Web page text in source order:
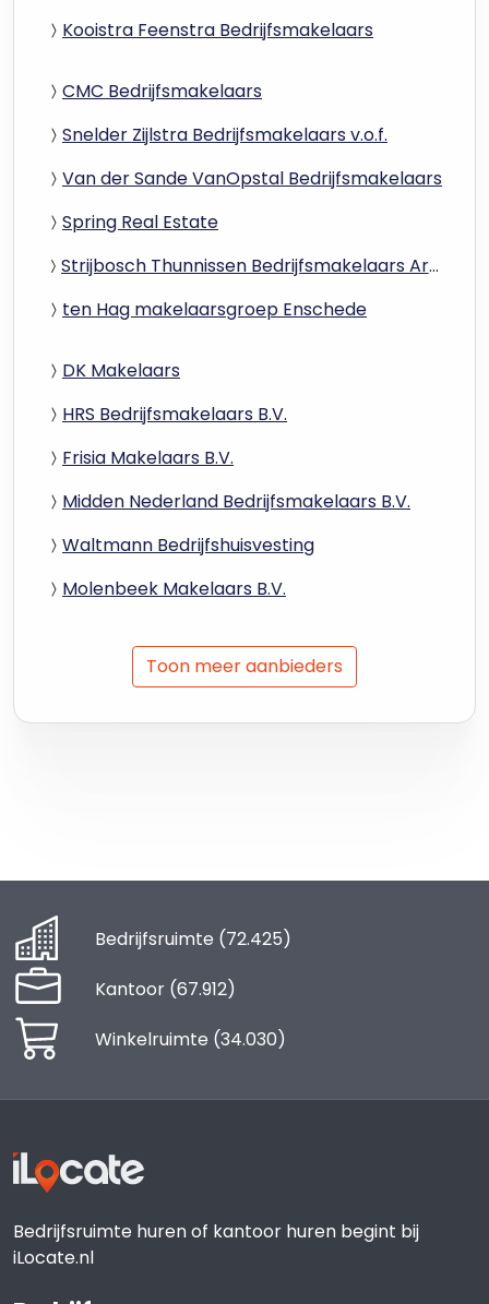
Kooistra Feenstra Bedrijfsmakelaars
CMC Bedrijfsmakelaars
Snelder Zijlstra Bedrijfsmakelaars v.o.f.
Van der Sande VanOpstal Bedrijfsmakelaars
Spring Real Estate
Strijbosch Thunnissen Bedrijfsmakelaars Arnhem
ten Hag makelaarsgroep Enschede
DK Makelaars
HRS Bedrijfsmakelaars B.V.
Frisia Makelaars B.V.
Midden Nederland Bedrijfsmakelaars B.V.
Waltmann Bedrijfshuisvesting
Molenbeek Makelaars B.V.
Toon meer aanbieders
Bedrijfsruimte (72.425)
Kantoor (67.912)
Winkelruimte (34.030)
Bedrijfsruimte huren of kantoor huren begint bij
iLocate.nl